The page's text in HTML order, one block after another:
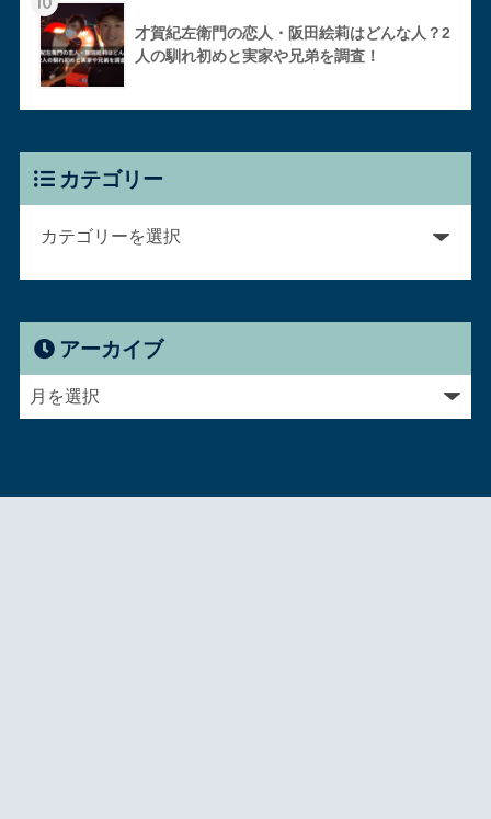
才賀紀左衛門の恋人・阪田絵莉はどんな人？2
人の馴れ初めと実家や兄弟を調査！
カテゴリー
アーカイブ